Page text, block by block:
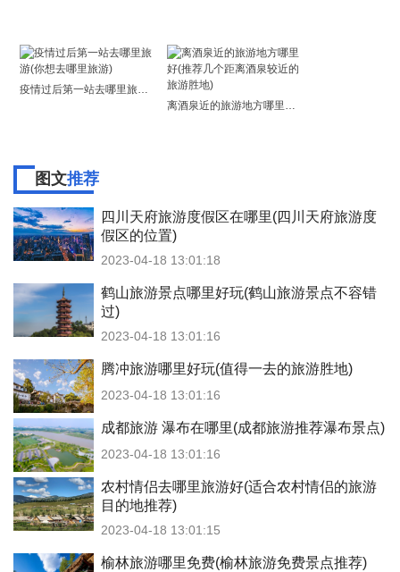
疫情过后第一站去哪里旅游(你想去哪里旅游)
离酒泉近的旅游地方哪里好(推荐几个距离酒泉较近的旅游胜地)
图文推荐
四川天府旅游度假区在哪里(四川天府旅游度
假区的位置)
2023-04-18 13:01:18
鹤山旅游景点哪里好玩(鹤山旅游景点不容错
过)
2023-04-18 13:01:16
腾冲旅游哪里好玩(值得一去的旅游胜地)
2023-04-18 13:01:16
成都旅游 瀑布在哪里(成都旅游推荐瀑布景点)
2023-04-18 13:01:16
农村情侣去哪里旅游好(适合农村情侣的旅游
目的地推荐)
2023-04-18 13:01:15
榆林旅游哪里免费(榆林旅游免费景点推荐)